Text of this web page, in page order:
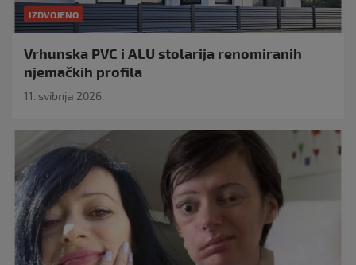
IZDVOJENO
Vrhunska PVC i ALU stolarija renomiranih
njemačkih profila
11. svibnja 2026.